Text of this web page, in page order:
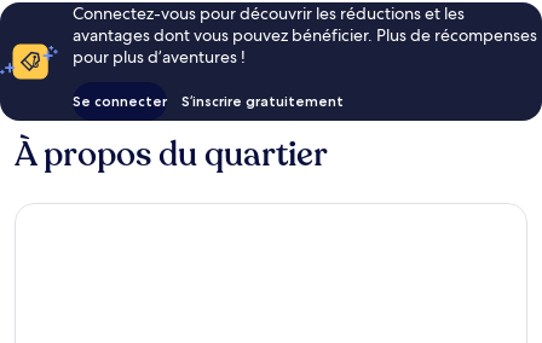
Connectez-vous pour découvrir les réductions et les
avantages dont vous pouvez bénéficier. Plus de récompenses
pour plus d’aventures !
Se connecter S’inscrire gratuitement
À propos du quartier